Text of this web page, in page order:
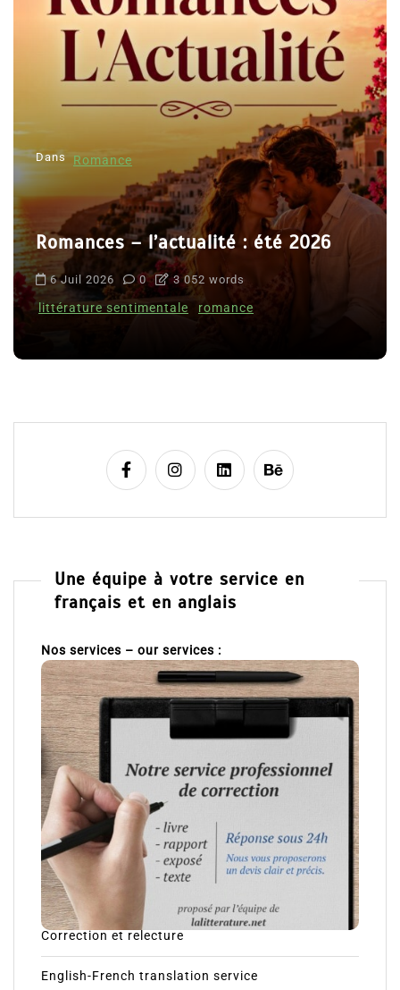
Dans Romance
Romances – l’actualité : été 2026
6 Juil 2026 0 3 052 words
littérature sentimentale romance
Une équipe à votre service en
français et en anglais
Nos services – our services :
Correction et relecture
English-French translation service